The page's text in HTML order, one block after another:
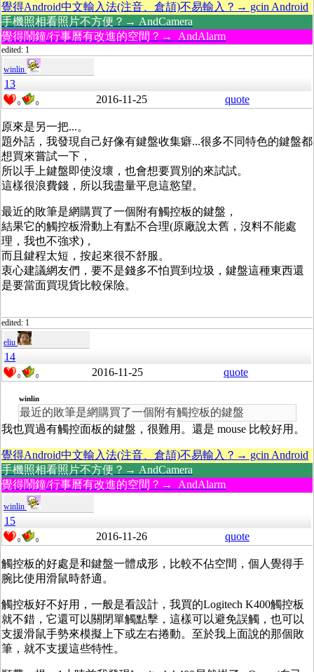
覺得Android中文輸入法(注音、倉頡)不易輸入？→ gcin Android
手機照相看照片不方便？→ AndCamera
覺得鬧鐘/行事曆有改進的空間？→ AndAlarm
edited: 1
winlin
13
0 0 2016-11-25 quote
原來是另一把...。
題外話，我發現自己好像有鍵盤收集癖...很多不同特色的鍵盤都
想買來嘗試一下，
所以手上鍵盤即使沒壞，也會想要買別的來試試。
這樣很浪費錢，所以我盡量平息這慾望。
最近的敗筆是網購買了一個附有觸控板的鍵盤，
結果它的觸控板滑動上有點不合理(原廠說太舊，沒料不能處
理，我也不強求)，
而且鍵程太短，按起來很不舒服。
衷心建議網友們，要不是錢多不怕買到垃圾，鍵盤這種東西還
是要當面買現貨比較保險。
edited: 1
eliu
14
0 0 2016-11-25 quote
winlin
最近的敗筆是網購買了一個附有觸控板的鍵盤
我也買過有觸控面板的鍵盤，很難用。還是 mouse 比較好用。
覺得Android中文輸入法(注音、倉頡)不易輸入？→ gcin Android
手機照相看照片不方便？→ AndCamera
覺得鬧鐘/行事曆有改進的空間？→ AndAlarm
winlin
15
0 0 2016-11-26 quote
觸控板的好處是和鍵盤一體成形，比較不佔空間，個人覺得手
腕比使用滑鼠時舒適。
觸控板好不好用，一般是看設計，我買的Logitech K400觸控板
就不錯，它還可以關閉單觸點擊，這樣可以避免誤觸，也可以
支援滑鼠手勢來模擬上下或左右捲動。至於我上面說的那個敗
筆，就不支援這些特性。